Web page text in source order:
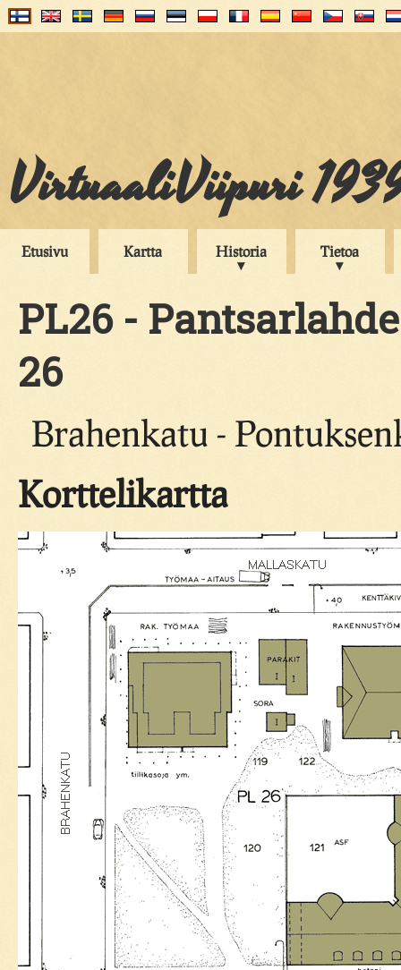
VirtuaaliViipuri
Etusivu Kartta Historia Tietoa
PL26 -
26
Brahenkatu -
Korttelikartta